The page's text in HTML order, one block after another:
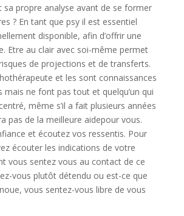
sa propre analyse avant de se former
? En tant que psy il est essentiel
disponible, afin d’offrir une
Etre au clair avec soi-même permet
de projections et de transferts.
et les sont connaissances
ne font pas tout et quelqu’un qui
même s’il a fait plusieurs années
pas de la meilleure aidepour vous.
et écoutez vos ressentis. Pour
écouter les indications de votre
vous sentez vous au contact de ce
vous plutôt détendu ou est-ce que
vous sentez-vous libre de vous